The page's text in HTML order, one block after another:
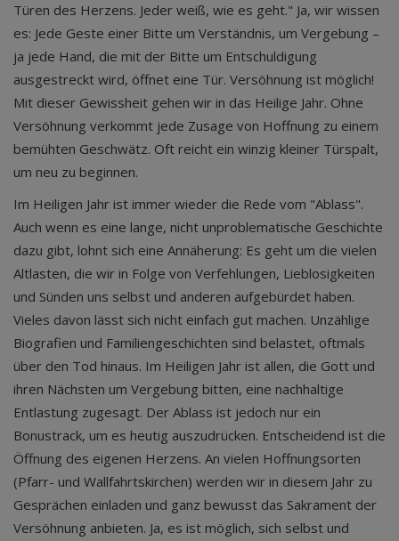
Türen des Herzens. Jeder weiß, wie es geht." Ja, wir wissen
es: Jede Geste einer Bitte um Verständnis, um Vergebung –
ja jede Hand, die mit der Bitte um Entschuldigung
ausgestreckt wird, öffnet eine Tür. Versöhnung ist möglich!
Mit dieser Gewissheit gehen wir in das Heilige Jahr. Ohne
Versöhnung verkommt jede Zusage von Hoffnung zu einem
bemühten Geschwätz. Oft reicht ein winzig kleiner Türspalt,
um neu zu beginnen.
Im Heiligen Jahr ist immer wieder die Rede vom "Ablass".
Auch wenn es eine lange, nicht unproblematische Geschichte
dazu gibt, lohnt sich eine Annäherung: Es geht um die vielen
Altlasten, die wir in Folge von Verfehlungen, Lieblosigkeiten
und Sünden uns selbst und anderen aufgebürdet haben.
Vieles davon lässt sich nicht einfach gut machen. Unzählige
Biografien und Familiengeschichten sind belastet, oftmals
über den Tod hinaus. Im Heiligen Jahr ist allen, die Gott und
ihren Nächsten um Vergebung bitten, eine nachhaltige
Entlastung zugesagt. Der Ablass ist jedoch nur ein
Bonustrack, um es heutig auszudrücken. Entscheidend ist die
Öffnung des eigenen Herzens. An vielen Hoffnungsorten
(Pfarr- und Wallfahrtskirchen) werden wir in diesem Jahr zu
Gesprächen einladen und ganz bewusst das Sakrament der
Versöhnung anbieten. Ja, es ist möglich, sich selbst und